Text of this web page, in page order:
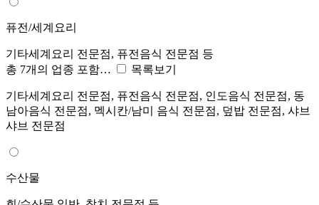
퓨전/세계요리
기타세계요리 전문점, 퓨전음식 전문점 등
총 7개의 업종 포함…
목록보기
기타세계요리 전문점, 퓨전음식 전문점, 인도음식 전문점, 동
남아음식 전문점, 멕시칸/남미 음식 전문점, 덮밥 전문점, 샤브
샤브 전문점
수산물